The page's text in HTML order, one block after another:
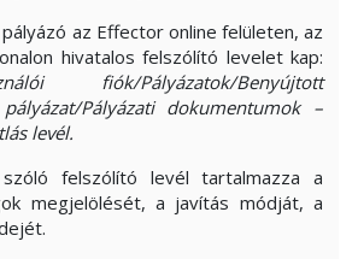
az Effector online felületen, az
hivatalos felszólító levelet kap:
fiók/Pályázatok/Benyújtott
Pályázati dokumentumok –
levél.
felszólító levél tartalmazza a
megjelölését, a javítás módját, a